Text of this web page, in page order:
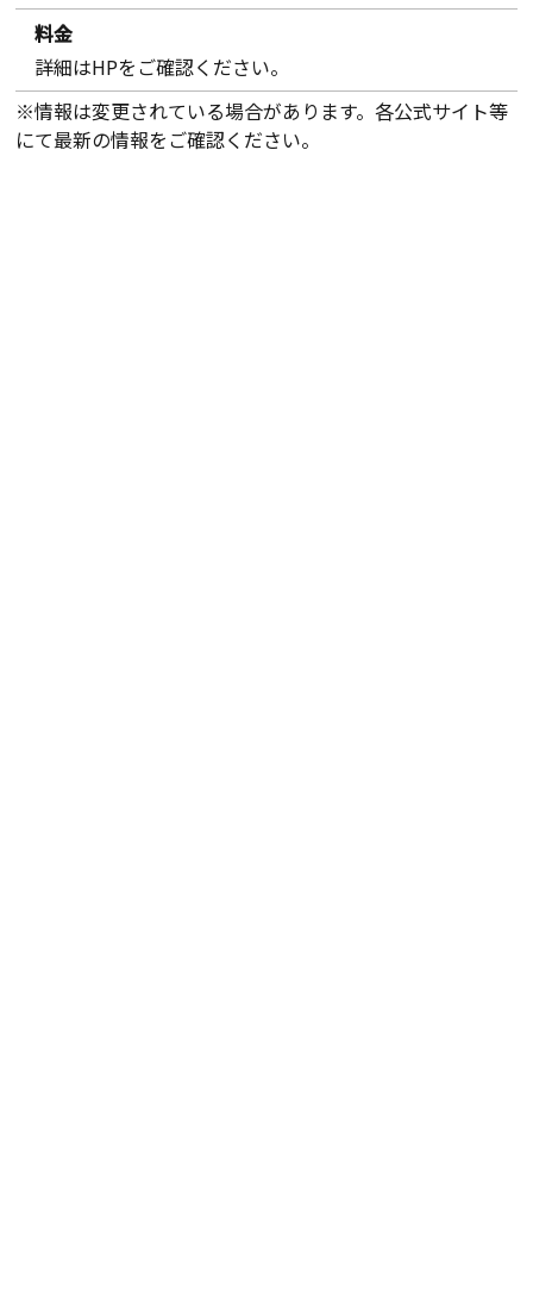
料金
詳細はHPをご確認ください。
※情報は変更されている場合があります。各公式サイト等
にて最新の情報をご確認ください。